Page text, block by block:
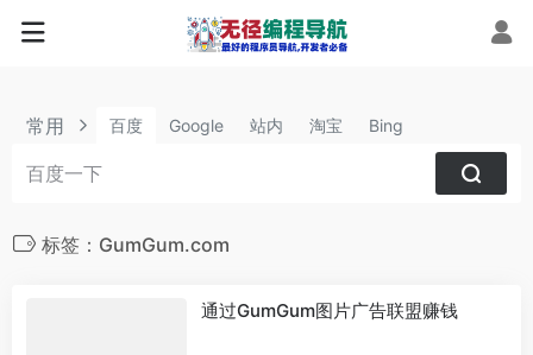
常用 百度 Google 站内 淘宝 Bing
标签：GumGum.com
通过GumGum图片广告联盟赚钱